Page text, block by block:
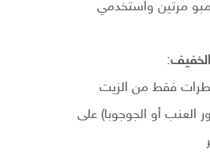
مرتين واستخدمي
:
2-3 قطرات فقط من الزيت
العنب أو الجوجوبا) على